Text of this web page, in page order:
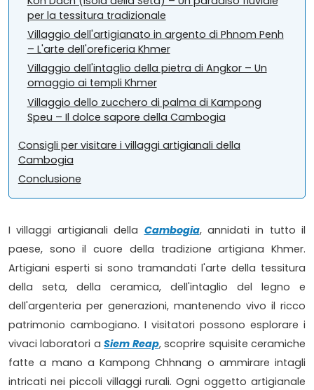
per la tessitura tradizionale
Villaggio dell'artigianato in argento di Phnom Penh
– L'arte dell'oreficeria Khmer
Villaggio dell'intaglio della pietra di Angkor – Un
omaggio ai templi Khmer
Villaggio dello zucchero di palma di Kampong
Speu – Il dolce sapore della Cambogia
Consigli per visitare i villaggi artigianali della
Cambogia
Conclusione
I villaggi artigianali della Cambogia, annidati in tutto il
paese, sono il cuore della tradizione artigiana Khmer.
Artigiani esperti si sono tramandati l'arte della tessitura
della seta, della ceramica, dell'intaglio del legno e
dell'argenteria per generazioni, mantenendo vivo il ricco
patrimonio cambogiano. I visitatori possono esplorare i
vivaci laboratori aSiem Reap, scoprire squisite ceramiche
fatte a mano a Kampong Chhnang o ammirare intagli
intricati nei piccoli villaggi rurali. Ogni oggetto artigianale